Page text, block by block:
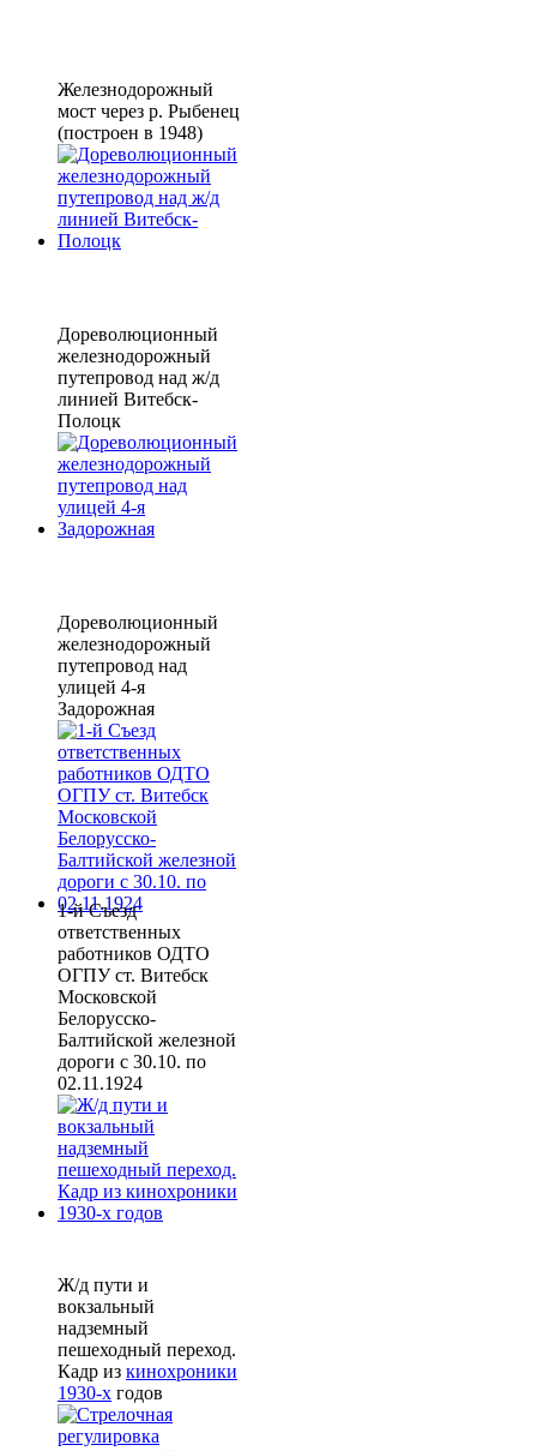
Железнодорожный
мост через р. Рыбенец
(построен в 1948)
Дореволюционный
железнодорожный
путепровод над ж/д
линией Витебск-
Полоцк
Дореволюционный
железнодорожный
путепровод над
улицей 4-я
Задорожная
1-й Съезд
ответственных
работников ОДТО
ОГПУ ст. Витебск
Московской
Белорусско-
Балтийской железной
дороги с 30.10. по
02.11.1924
Ж/д пути и
вокзальный
надземный
пешеходный переход.
Кадр из кинохроники
1930-х годов